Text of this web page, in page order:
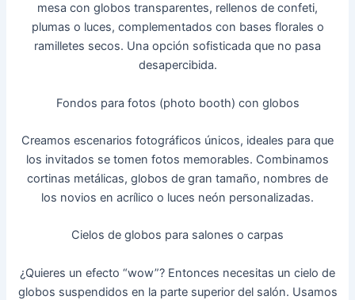
mesa con globos transparentes, rellenos de confeti,
plumas o luces, complementados con bases florales o
ramilletes secos. Una opción sofisticada que no pasa
desapercibida.
Fondos para fotos (photo booth) con globos
Creamos escenarios fotográficos únicos, ideales para que
los invitados se tomen fotos memorables. Combinamos
cortinas metálicas, globos de gran tamaño, nombres de
los novios en acrílico o luces neón personalizadas.
Cielos de globos para salones o carpas
¿Quieres un efecto “wow”? Entonces necesitas un cielo de
globos suspendidos en la parte superior del salón. Usamos